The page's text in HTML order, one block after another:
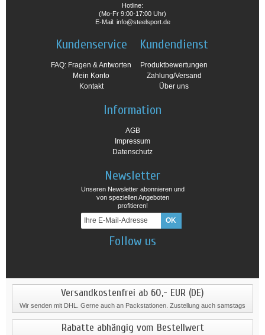
Hotline:
(Mo-Fr 9:00-17:00 Uhr)
E-Mail: info@steelsport.de
Kundenservice
FAQ: Fragen & Antworten
Mein Konto
Kontakt
Kundendienst
Produktbewertungen
Zahlung/Versand
Über uns
Information
AGB
Impressum
Datenschutz
Newsletter
Unseren Newsletter abonnieren und
von speziellen Angeboten
profitieren!
Follow us
Versandkostenfrei ab 60,- EUR (DE)
Wir senden mit DHL. Gerne auch an Packstationen. Zustellung auch samstags
Rabatte abhängig vom Bestellwert